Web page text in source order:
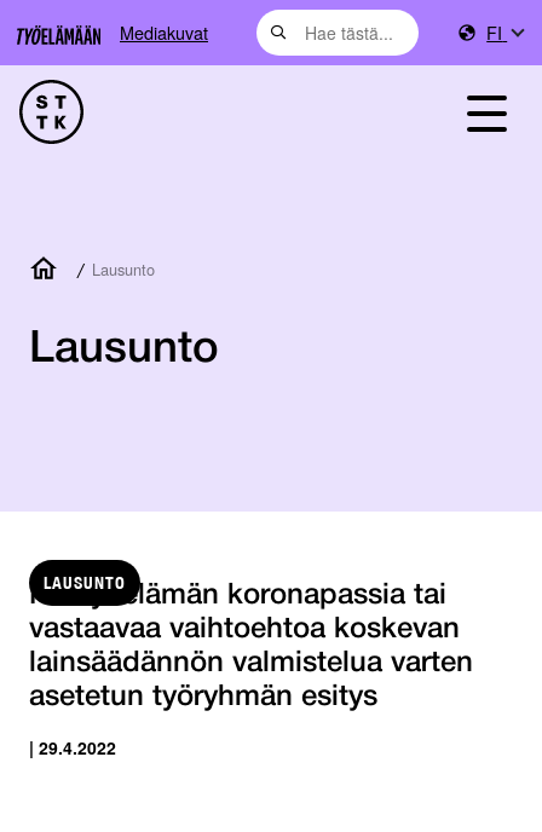
Mediakuvat FI
/ Lausunto
Lausunto
LAUSUNTO
Ns. työelämän koronapassia tai
vastaavaa vaihtoehtoa koskevan
lainsäädännön valmistelua varten
asetetun työryhmän esitys
| 29.4.2022